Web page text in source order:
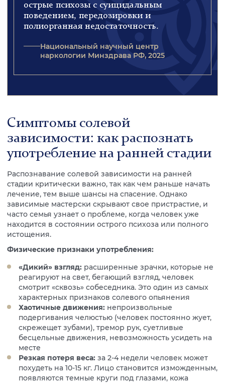
острые психозы с суицидальным
поведением, передозировки и
полиорганная недостаточность.
Национальный научный центр
наркологии Минздрава РФ, 2025
Симптомы солевой
зависимости: как распознать
употребление на ранней стадии
Распознавание солевой зависимости на ранней
стадии критически важно, так как чем раньше начать
лечение, тем выше шансы на спасение. Однако
зависимые мастерски скрывают свое пристрастие, и
часто семья узнает о проблеме, когда человек уже
находится в состоянии острого психоза или полного
истощения.
Физические признаки употребления:
«Дикий» взгляд: расширенные зрачки, которые не
реагируют на свет, бегающий взгляд, человек
смотрит «сквозь» собеседника. Это один из самых
характерных признаков солевого опьянения
Хаотичные движения: непроизвольные
подергивания челюстью (человек постоянно жует,
скрежещет зубами), тремор рук, суетливые
бесцельные движения, невозможность усидеть на
месте
Резкая потеря веса: за 2-4 недели человек может
похудеть на 10-15 кг. Лицо становится изможденным,
появляются темные круги под глазами, кожа